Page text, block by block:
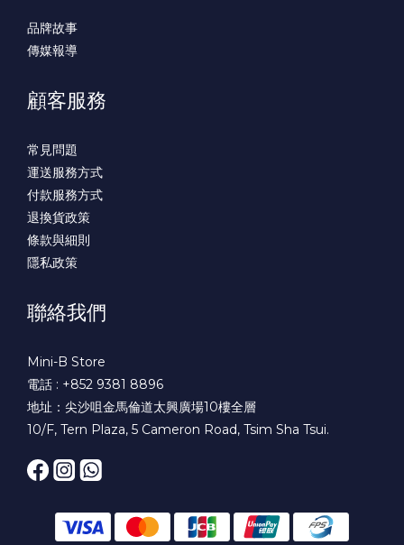
品牌故事
傳媒報導
顧客服務
常見問題
運送服務方式
付款服務方式
退換貨政策
條款與細則
隱私政策
聯絡我們
Mini-B Store
電話 : +852 9381 8896
地址：尖沙咀金馬倫道太興廣場10樓全層
10/F, Tern Plaza, 5 Cameron Road, Tsim Sha Tsui.